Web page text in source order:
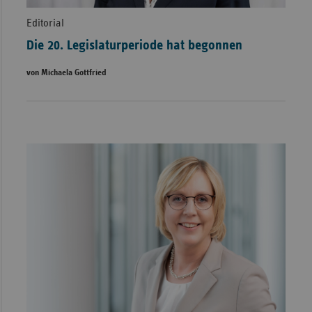
Editorial
Die 20. Legislaturperiode hat begonnen
von Michaela Gottfried